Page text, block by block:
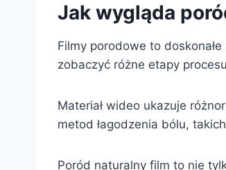
Jak wygląda
Filmy porodowe to
zobaczyć różne etapy
Materiał wideo ukazuje
metod łagodzenia bólu,
Poród naturalny film to nie